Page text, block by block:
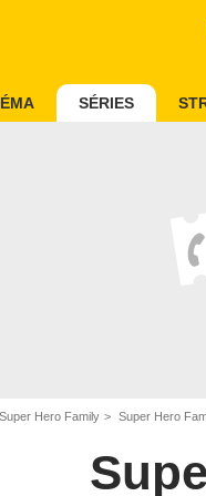
SÉRIES
Super Hero Family Super Hero